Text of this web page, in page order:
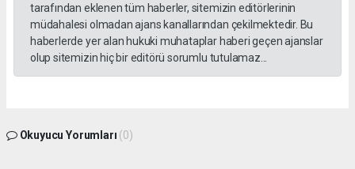
tarafından eklenen tüm haberler, sitemizin editörlerinin
müdahalesi olmadan ajans kanallarından çekilmektedir. Bu
haberlerde yer alan hukuki muhataplar haberi geçen ajanslar
olup sitemizin hiç bir editörü sorumlu tutulamaz...
Okuyucu Yorumları (0)